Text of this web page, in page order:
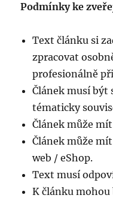
Podmínky ke
Text článku si
zpracovat
profesionálně
Článek musí být
tématicky
Článek může
Článek může
web / eShop.
Text musí
K článku